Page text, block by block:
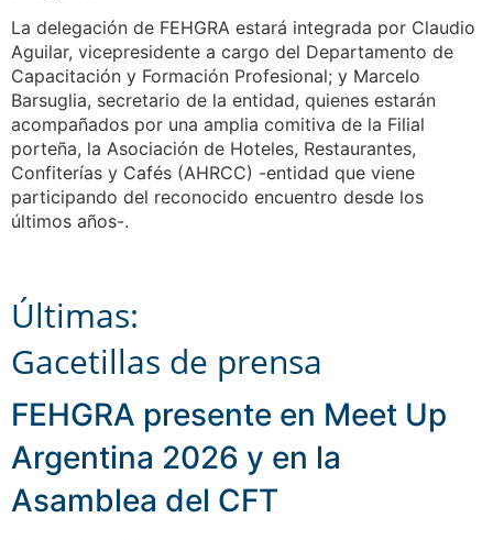
La delegación de FEHGRA estará integrada por Claudio
Aguilar, vicepresidente a cargo del Departamento de
Capacitación y Formación Profesional; y Marcelo
Barsuglia, secretario de la entidad, quienes estarán
acompañados por una amplia comitiva de la Filial
porteña, la Asociación de Hoteles, Restaurantes,
Confiterías y Cafés (AHRCC) -entidad que viene
participando del reconocido encuentro desde los
últimos años-.
Últimas:
Gacetillas de prensa
FEHGRA presente en Meet Up
Argentina 2026 y en la
Asamblea del CFT